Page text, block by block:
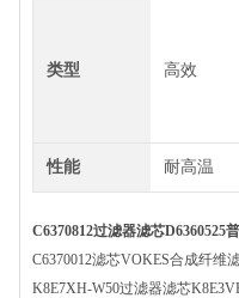
类型 高效
性能 耐高温
C6370812过滤器滤芯D6360525
C6370012滤芯VOKES合成纤维
K8E7XH-W50过滤器滤芯